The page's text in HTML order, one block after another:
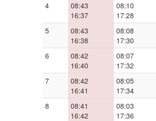
4
08:43
16:37
08:10
17:28
5
08:43
16:38
08:08
17:30
6
08:42
16:40
08:07
17:32
7
08:42
16:41
08:05
17:34
8
08:41
16:42
08:03
17:36